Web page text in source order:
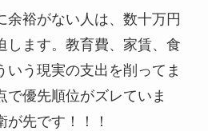
余裕がない人は、数十万円
します。教育費、家賃、食
いう現実の支出を削ってま
で優先順位がズレていま
先です！！！